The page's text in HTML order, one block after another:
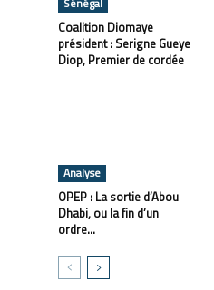
Coalition Diomaye
président : Serigne Gueye
Diop, Premier de cordée
Analyse
OPEP : La sortie d’Abou
Dhabi, ou la fin d’un
ordre...